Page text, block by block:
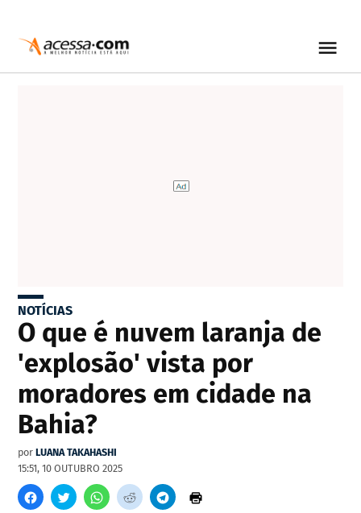
NOTÍCIAS
O que é nuvem laranja de
'explosão' vista por
moradores em cidade na
Bahia?
por LUANA TAKAHASHI
15:51, 10 OUTUBRO 2025